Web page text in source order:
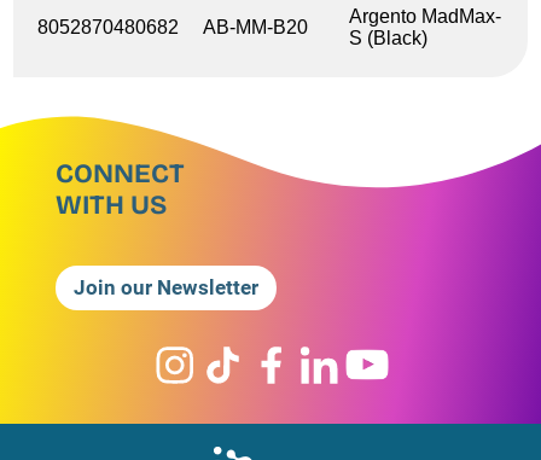
8052870480682 AB-MM-B20
Argento MadMax-
S (Black)
CONNECT
WITH US
Join our Newsletter